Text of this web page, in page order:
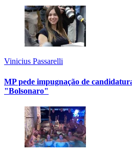
Vinicius Passarelli
MP pede impugnação de
"Bolsonaro"